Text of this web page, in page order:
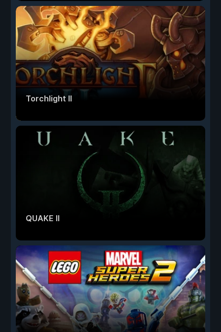
Torchlight II
QUAKE II